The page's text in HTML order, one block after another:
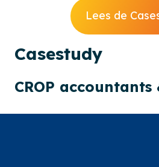
Lees de
Casestudy
CROP